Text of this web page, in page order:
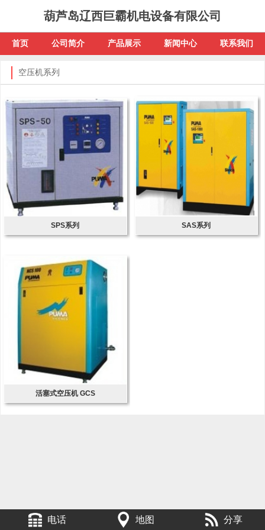
葫芦岛辽西巨霸机电设备有限公司
首页 公司简介 产品展示 新闻中心 联系我们
空压机系列
SPS系列 SAS系列
活塞式空压机 GCS
电话 地图 分享